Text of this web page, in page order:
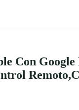
Con Google